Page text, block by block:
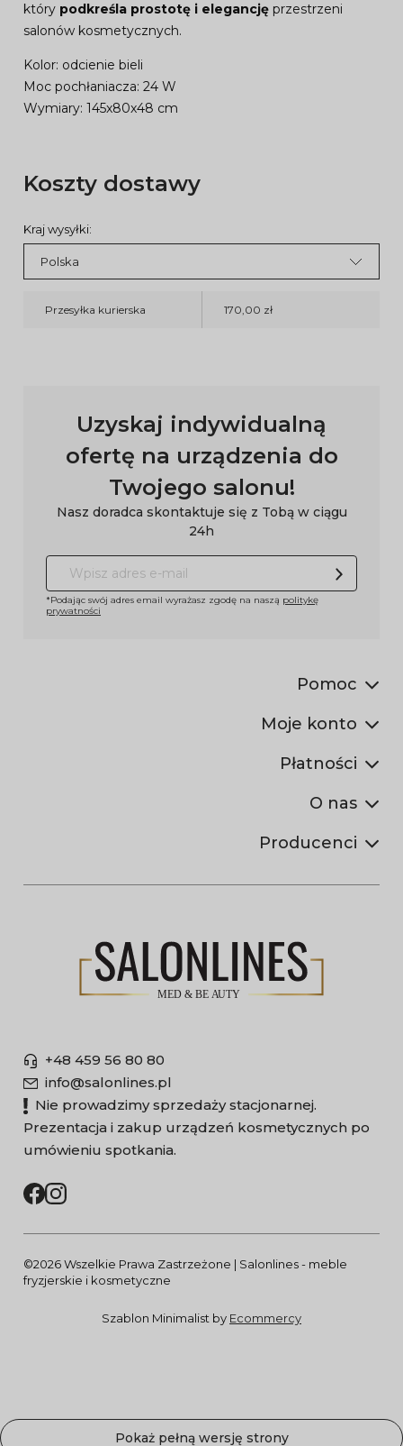
który podkreśla prostotę i elegancję przestrzeni
salonów kosmetycznych.
Kolor: odcienie bieli
Moc pochłaniacza: 24 W
Wymiary: 145x80x48 cm
Koszty dostawy
Kraj wysyłki:
Przesyłka kurierska 170,00 zł
Uzyskaj indywidualną
ofertę na urządzenia do
Twojego salonu!
Nasz doradca skontaktuje się z Tobą w ciągu
24h
*Podając swój adres email wyrażasz zgodę na naszą politykę
prywatności
Pomoc
Moje konto
Płatności
O nas
Producenci
+48 459 56 80 80
info@salonlines.pl
Nie prowadzimy sprzedaży stacjonarnej.
Prezentacja i zakup urządzeń kosmetycznych po
umówieniu spotkania.
©2026 Wszelkie Prawa Zastrzeżone | Salonlines - meble
fryzjerskie i kosmetyczne
Szablon Minimalist by Ecommercy
Pokaż pełną wersję strony